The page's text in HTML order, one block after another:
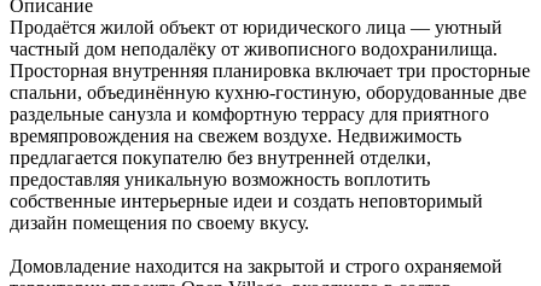
Описание
Продаётся жилой объект от юридического лица — уютный
частный дом неподалёку от живописного водохранилища.
Просторная внутренняя планировка включает три просторные
спальни, объединённую кухню-гостиную, оборудованные две
раздельные санузла и комфортную террасу для приятного
времяпровождения на свежем воздухе. Недвижимость
предлагается покупателю без внутренней отделки,
предоставляя уникальную возможность воплотить
собственные интерьерные идеи и создать неповторимый
дизайн помещения по своему вкусу.
Домовладение находится на закрытой и строго охраняемой